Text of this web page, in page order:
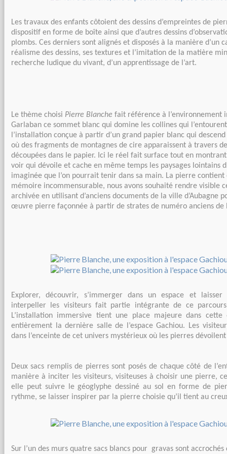
Les travaux des enfants côtoient des dessins d’empreintes de
dispositif en forme de boîte ainsi que d’autres dessins
plombs. Ces derniers sont alignés et disposés à la manière d’un
réalisme des dessins, ses textures et l’imitation de la matière
recherche ludique du vivant, d’un apprentissage de l’art.
Le thème choisi Pierre Blanche fait référence à l’environnement
Garlaban ce sommet blanc qui domine les collines qui
l’installation conçue à partir d’un grand papier blanc qui
où des fragments de montagnes de cire apparaissent à travers
découpées dans le papier. Ici le réel fait surface tout en
voir qui dévoile et cache en même temps les paysages lointains
imaginée que l’on pourrait tenir dans sa main. La pierre
mémoire incommensurable, nous avons souhaité rendre visible
archivée en utilisant d’anciens documents de la ville d’Aubagne
œuvre pierre façonnée à partir de strates de numéro anciens de
Explorer, découvrir, s’immerger dans un espace et
interpeller les visiteurs fait partie intégrante de ce
L’installation immersive tient une place majeure dans cette
entièrement la dernière salle de l’espace Gachiou. Les
dans l’enceinte de cet univers mystérieux où les pierres
Deux sacs remplis de pierres sont posés de chaque côté de
manière à inciter les visiteurs, visiteuses à choisir une pierre,
elle peut suivre le géoglyphe dessiné au sol en forme de
rythme, se laisser inspirer par la pierre choisie qu’il tient au
Sur l’un des murs quatre sacs blancs pour gravas sont